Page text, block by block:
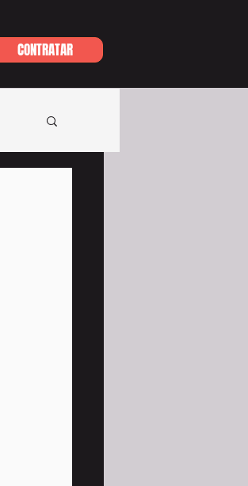
CONTRATAR